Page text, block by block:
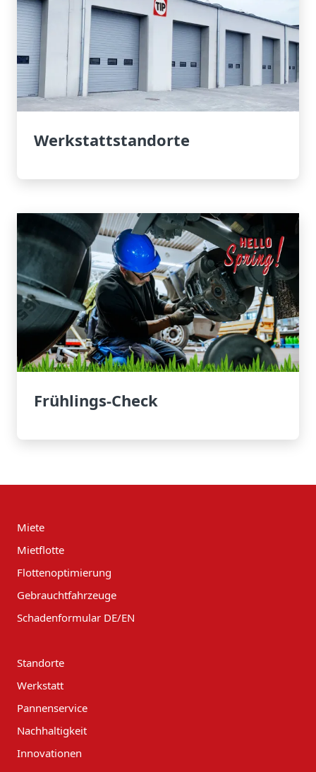
Werkstattstandorte
Frühlings-Check
Miete
Mietflotte
Flottenoptimierung
Gebrauchtfahrzeuge
Schadenformular DE/EN
Standorte
Werkstatt
Pannenservice
Nachhaltigkeit
Innovationen